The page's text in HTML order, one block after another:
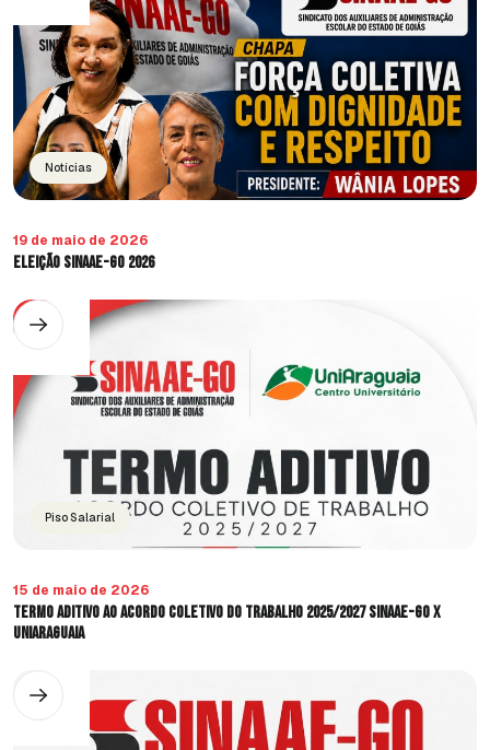
Notícias
19 de maio de 2026
Eleição SINAAE-GO 2026
Piso Salarial
15 de maio de 2026
Termo Aditivo ao Acordo Coletivo do Trabalho 2025/2027 SINAAE-GO X
UniAraguaia